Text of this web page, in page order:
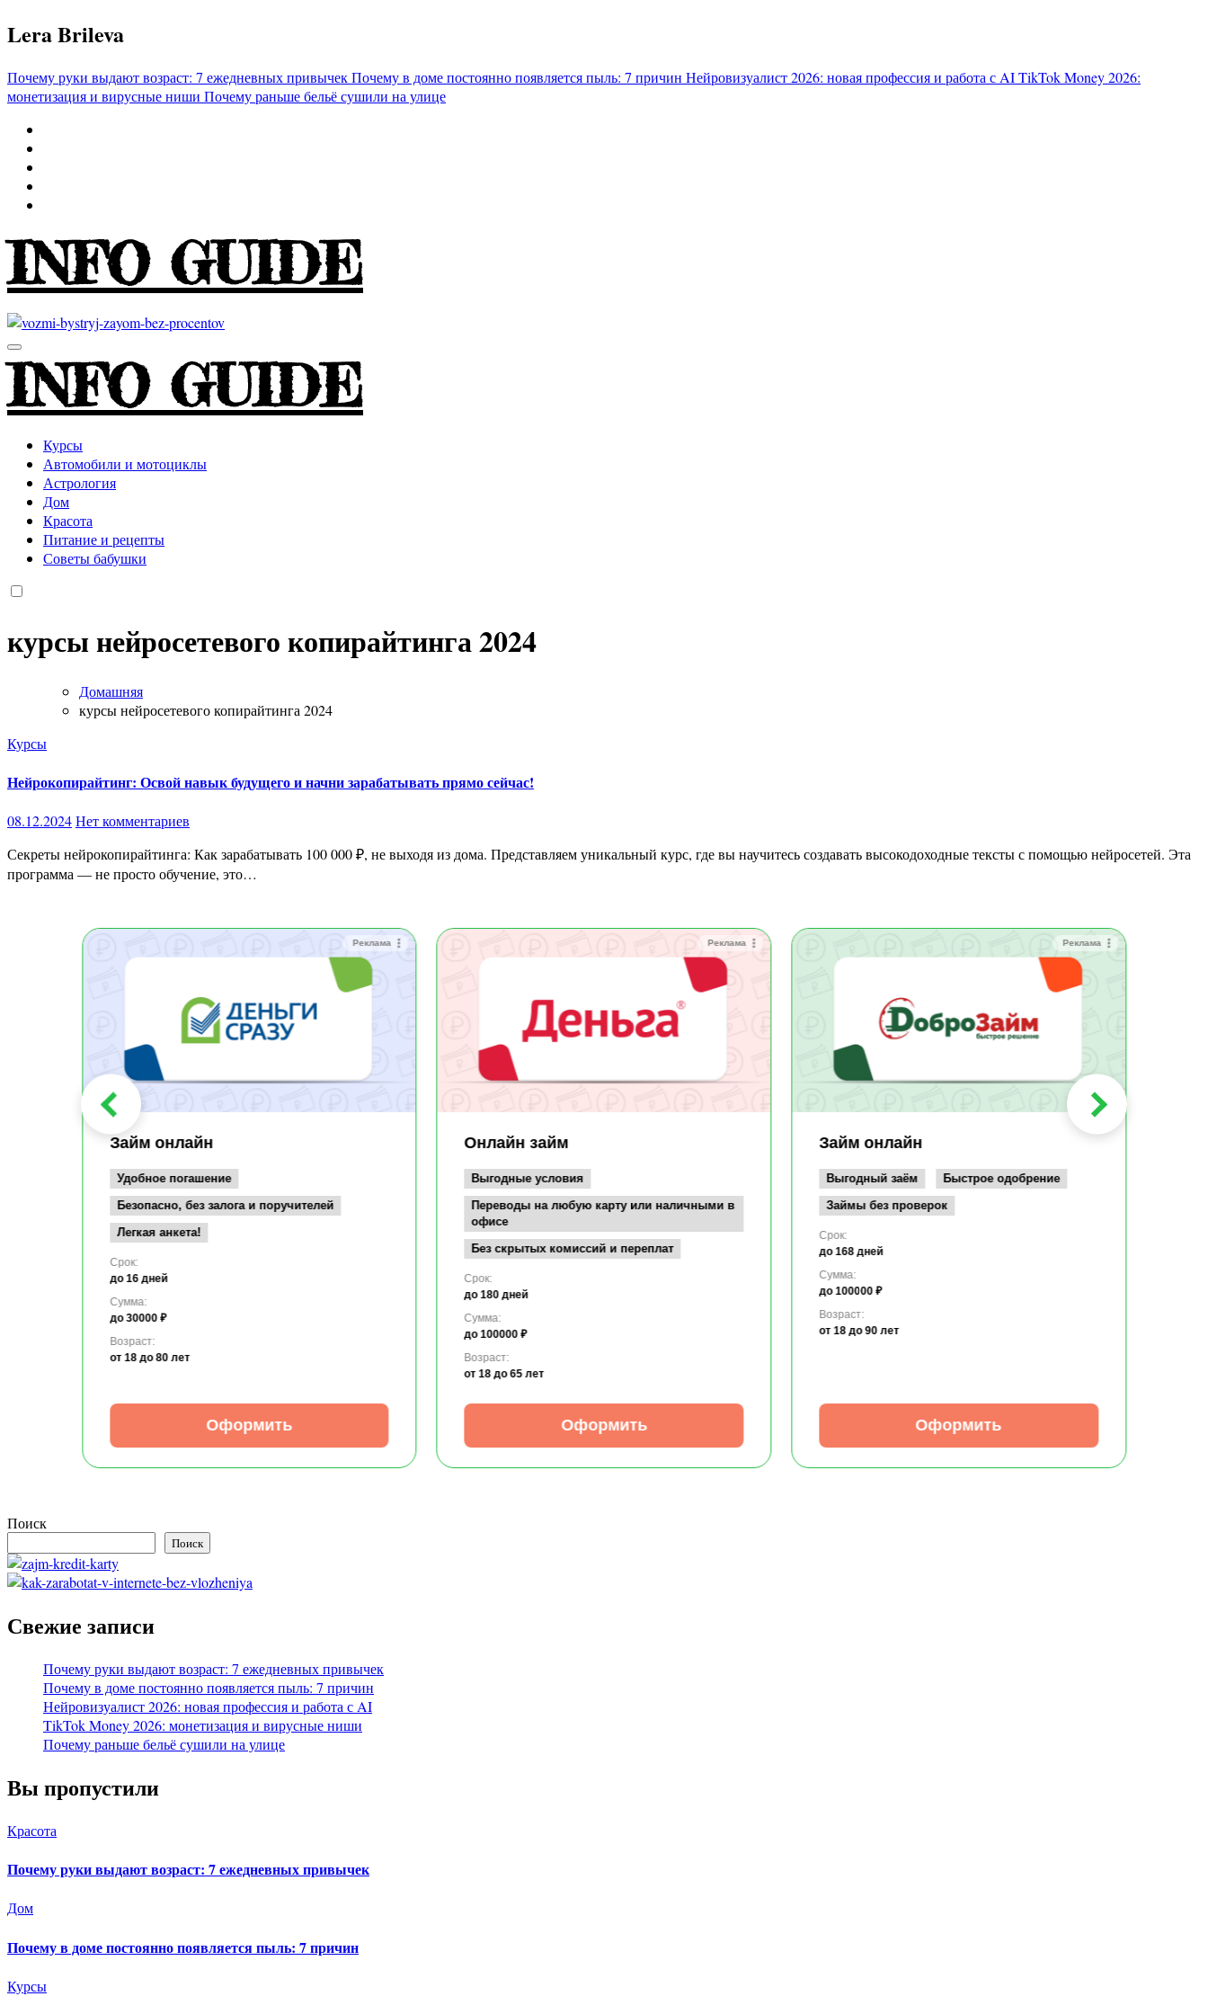
Перейти
к
Lera Brileva
Почему руки выдают возраст: 7 ежедневных привычекПочему в доме постоянно появляется пыль: 7 причин Нейровизуалист 2026: новая профессия и работа с AITikTok Money 2026:
монетизация и вирусные ниши Почему раньше бельё сушили на улице
INFO GUIDE
INFO GUIDE
Курсы
Автомобили и мотоциклы
Астрология
Дом
Красота
Питание и рецепты
Советы бабушки
курсы нейросетевого копирайтинга 2024
Домашняя
курсы нейросетевого копирайтинга 2024
Курсы
Нейрокопирайтинг: Освой навык будущего и начни зарабатывать прямо сейчас!
08.12.2024Нет комментариев
Секреты нейрокопирайтинга: Как зарабатывать 100 000 ₽, не выходя из дома. Представляем уникальный курс, где вы научитесь создавать высокодоходные тексты с помощью нейросетей. Эта
программа — не просто обучение, это…
Реклама
Займ онлайн
Удобное погашение
Безопасно, без залога и поручителей
Легкая анкета!
Срок:
до 16 дней
Сумма:
до 30000 ₽
Возраст:
от 18 до 80 лет
Оформить
Реклама
Онлайн займ
Выгодные условия
Переводы на любую карту или наличными в
офисе
Без скрытых комиссий и переплат
Срок:
до 180 дней
Сумма:
до 100000 ₽
Возраст:
от 18 до 65 лет
Оформить
Реклама
Займ онлайн
Выгодный заём
Быстрое одобрение
Займы без проверок
Срок:
до 168 дней
Сумма:
до 100000 ₽
Возраст:
от 18 до 90 лет
Оформить
Поиск
Поиск
Свежие записи
Почему руки выдают возраст: 7 ежедневных привычек
Почему в доме постоянно появляется пыль: 7 причин
Нейровизуалист 2026: новая профессия и работа с AI
TikTok Money 2026: монетизация и вирусные ниши
Почему раньше бельё сушили на улице
Вы пропустили
Красота
Почему руки выдают возраст: 7 ежедневных привычек
Дом
Почему в доме постоянно появляется пыль: 7 причин
Курсы